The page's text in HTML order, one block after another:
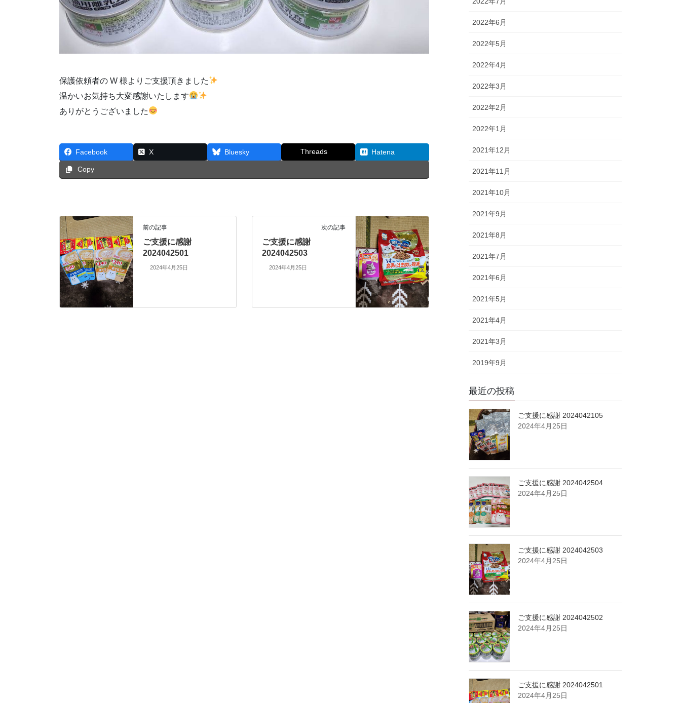
保護依頼者の W 様よりご支援頂きました
温かいお気持ち大変感謝いたします
ありがとうございました
Facebook X Bluesky Threads Hatena
Copy
前の記事
ご支援に感謝
2024042501
2024年4月25日
次の記事
ご支援に感謝
2024042503
2024年4月25日
2022年6月
2022年5月
2022年4月
2022年3月
2022年2月
2022年1月
2021年12月
2021年11月
2021年10月
2021年9月
2021年8月
2021年7月
2021年6月
2021年5月
2021年4月
2021年3月
2019年9月
最近の投稿
ご支援に感謝 2024042105
2024年4月25日
ご支援に感謝 2024042504
2024年4月25日
ご支援に感謝 2024042503
2024年4月25日
ご支援に感謝 2024042502
2024年4月25日
ご支援に感謝 2024042501
2024年4月25日